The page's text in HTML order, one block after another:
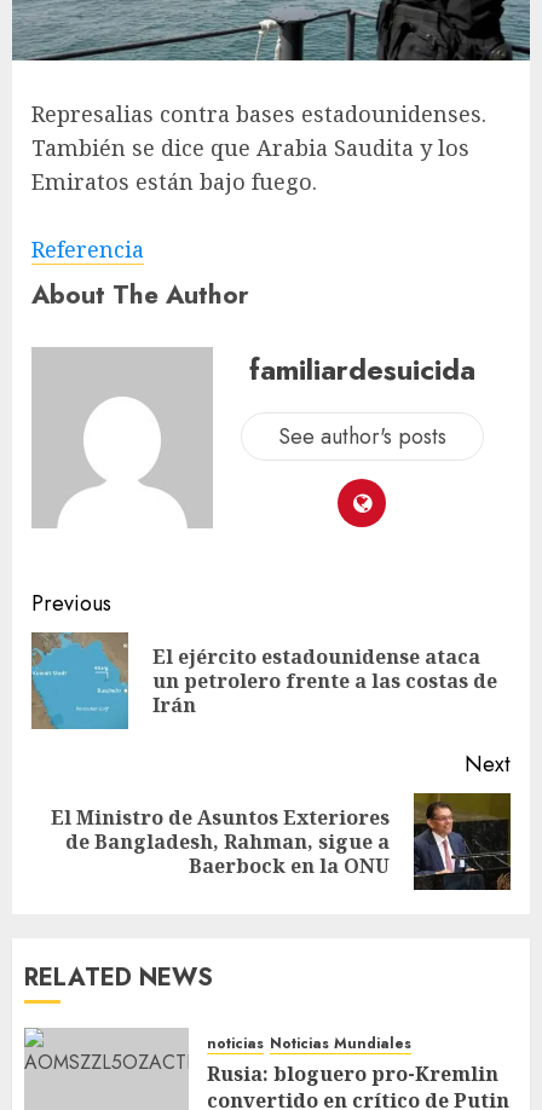
Represalias contra bases estadounidenses.
También se dice que Arabia Saudita y los
Emiratos están bajo fuego.
Referencia
About The Author
familiardesuicida
See author's posts
Previous
El ejército estadounidense ataca
un petrolero frente a las costas de
Irán
Next
El Ministro de Asuntos Exteriores
de Bangladesh, Rahman, sigue a
Baerbock en la ONU
RELATED NEWS
noticias Noticias Mundiales
Rusia: bloguero pro-Kremlin
convertido en crítico de Putin